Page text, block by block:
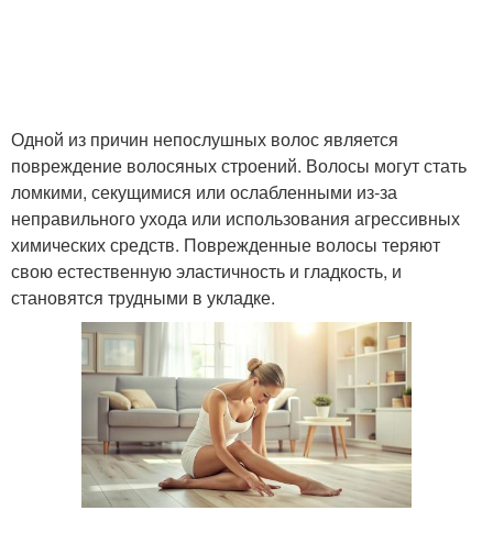
Одной из причин непослушных волос является
повреждение волосяных строений. Волосы могут стать
ломкими, секущимися или ослабленными из-за
неправильного ухода или использования агрессивных
химических средств. Поврежденные волосы теряют
свою естественную эластичность и гладкость, и
становятся трудными в укладке.